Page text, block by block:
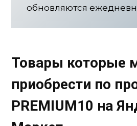
обновляются
Товары которые
приобрести по
PREMIUM10 на